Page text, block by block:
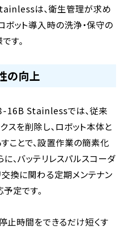
は、衛生管理が求め
ボット導入時の洗浄・保守の
す。
の向上
Stainlessでは、従来
スを削除し、ロボット本体と
ことで、設置作業の簡素化
に、バッテリレスパルスコーダ
交換に関わる定期メンテナン
定です。
止時間をできるだけ短くす